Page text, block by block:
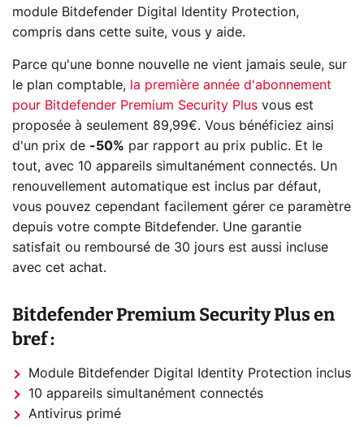
module Bitdefender Digital Identity Protection,
compris dans cette suite, vous y aide.
Parce qu'une bonne nouvelle ne vient jamais seule, sur
le plan comptable, la première année d'abonnement
pour Bitdefender Premium Security Plus vous est
proposée à seulement 89,99€. Vous bénéficiez ainsi
d'un prix de -50% par rapport au prix public. Et le
tout, avec 10 appareils simultanément connectés. Un
renouvellement automatique est inclus par défaut,
vous pouvez cependant facilement gérer ce paramètre
depuis votre compte Bitdefender. Une garantie
satisfait ou remboursé de 30 jours est aussi incluse
avec cet achat.
Bitdefender Premium Security Plus en
bref :
Module Bitdefender Digital Identity Protection inclus
10 appareils simultanément connectés
Antivirus primé